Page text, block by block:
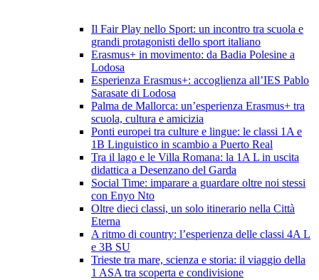
Il Fair Play nello Sport: un incontro tra scuola e
grandi protagonisti dello sport italiano
Erasmus+ in movimento: da Badia Polesine a
Lodosa
Esperienza Erasmus+: accoglienza all’IES Pablo
Sarasate di Lodosa
Palma de Mallorca: un’esperienza Erasmus+ tra
scuola, cultura e amicizia
Ponti europei tra culture e lingue: le classi 1A e
1B Linguistico in scambio a Puerto Real
Tra il lago e le Villa Romana: la 1A L in uscita
didattica a Desenzano del Garda
Social Time: imparare a guardare oltre noi stessi
con Enyo Nto
Oltre dieci classi, un solo itinerario nella Città
Eterna
A ritmo di country: l’esperienza delle classi 4A L
e 3B SU
Trieste tra mare, scienza e storia: il viaggio della
1 ASA tra scoperta e condivisione